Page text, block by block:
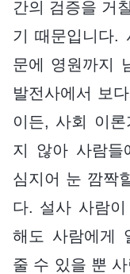
간의 검증을 거
기 때문입니다.
문에 영원까지
발전사에서 보
이든, 사회 이
지 않아 사람들
심지어 눈 깜짝
다. 설사 사람
해도 사람에게
줄 수 있을 뿐